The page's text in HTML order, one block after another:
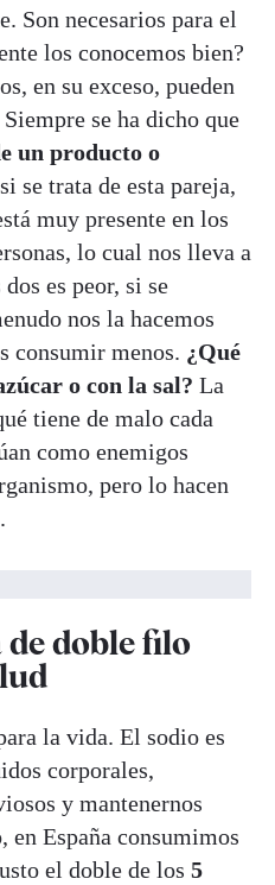
Son necesarios para el
los conocemos bien?
en su exceso, pueden
se ha dicho que
un producto o
se trata de esta pareja,
muy presente en los
lo cual nos lleva a
es peor, si se
nos la hacemos
consumir menos. ¿Qué
o con la sal? La
tiene de malo cada
como enemigos
pero lo hacen
doble filo
la vida. El sodio es
corporales,
y mantenernos
en España consumimos
el doble de los 5